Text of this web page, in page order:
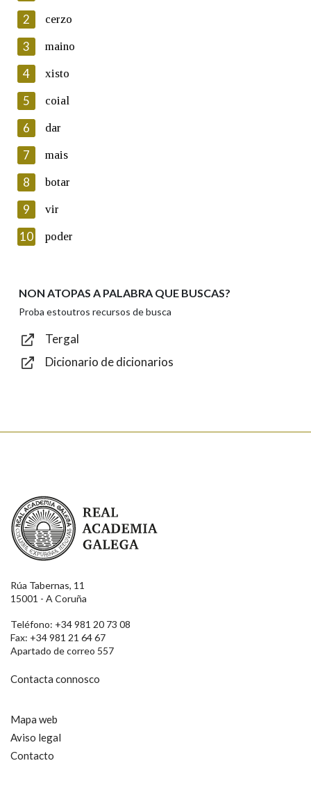
En cumprimento da normativa vixente en materia de
Protección de Datos de Carácter Persoal, a Real Academia
Galega informa a aqueles usuarios que faciliten o seu correo
electrónico, así como calquera outra información de carácter
persoal, que estes datos serán obxecto de tratamento
automatizado de carácter confidencial e incorporados aos seus
ficheiros informáticos. Así mesmo, os usuarios poderán exercer o
seu dereito de acceso, rectificación, oposición e cancelación dos
seus datos poñéndose en contacto connosco.
Lin e acepto as condicións da política de
Introduce o código que aparece na imaxe:
Texto de verificación
2 cerzo
3 maino
4 xisto
5 coial
6 dar
7 mais
8 botar
9 vir
10 poder
NON ATOPAS A PALABRA QUE BUSCAS?
Proba estoutros recursos de busca
Tergal
Dicionario de dicionarios
Real Academia Galega
Rúa Tabernas, 11
15001 - A Coruña
Teléfono: +34 981 20 73 08
Fax: +34 981 21 64 67
Apartado de correo 557
Contacta connosco
Mapa web
Aviso legal
Contacto